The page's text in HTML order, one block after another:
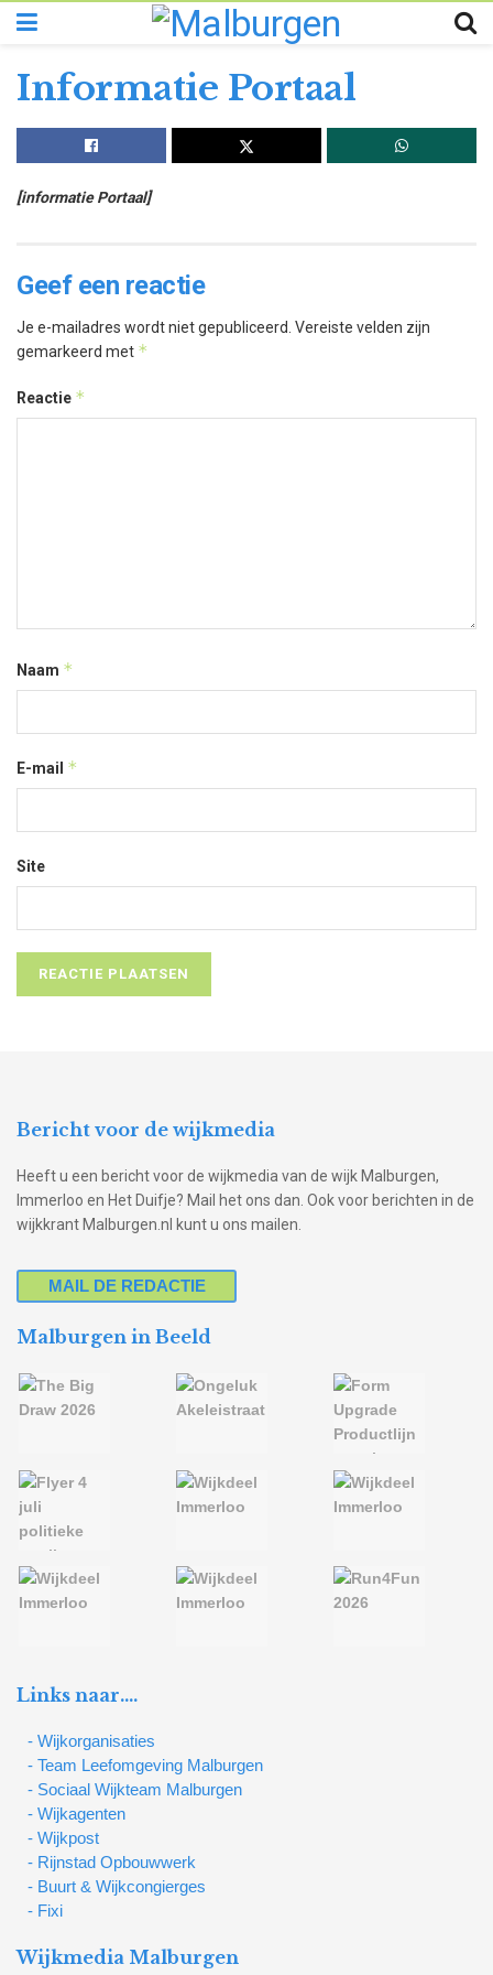
Informatie Portaal
[informatie Portaal]
Geef een reactie
Je e-mailadres wordt niet gepubliceerd. Vereiste velden zijn
gemarkeerd met *
Reactie *
Naam *
E-mail *
Site
Bericht voor de wijkmedia
Heeft u een bericht voor de wijkmedia van de wijk Malburgen,
Immerloo en Het Duifje? Mail het ons dan. Ook voor berichten in de
wijkkrant Malburgen.nl kunt u ons mailen.
MAIL DE REDACTIE
Malburgen in Beeld
Links naar….
- Wijkorganisaties
- Team Leefomgeving Malburgen
- Sociaal Wijkteam Malburgen
- Wijkagenten
- Wijkpost
- Rijnstad Opbouwwerk
- Buurt & Wijkcongierges
- Fixi
Wijkmedia Malburgen